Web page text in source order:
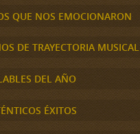
QUE NOS EMOCIONARON
DE TRAYECTORIA MUSICAL
DEL AÑO
ÉXITOS